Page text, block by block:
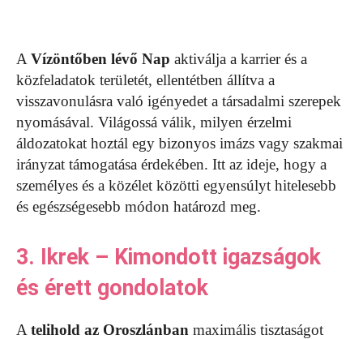
A Vízöntőben lévő Nap aktiválja a karrier és a
közfeladatok területét, ellentétben állítva a
visszavonulásra való igényedet a társadalmi szerepek
nyomásával. Világossá válik, milyen érzelmi
áldozatokat hoztál egy bizonyos imázs vagy szakmai
irányzat támogatása érdekében. Itt az ideje, hogy a
személyes és a közélet közötti egyensúlyt hitelesebb
és egészségesebb módon határozd meg.
3. Ikrek – Kimondott igazságok
és érett gondolatok
A telihold az Oroszlánban maximális tisztaságot